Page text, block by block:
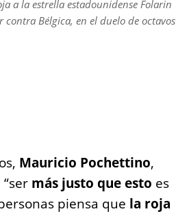
a la estrella estadounidense Folarin
Bélgica, en el duelo de octavos
Mauricio Pochettino,
más justo que esto es
piensa que la roja